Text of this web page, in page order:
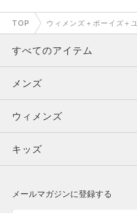
TOP ウィメンズ＋ボーイズ＋
すべてのアイテム
メンズ
ウィメンズ
キッズ
メンズ
トップス
ボトムス
ウィメンズ
トップス
キッズ
メールマガジンに登録する